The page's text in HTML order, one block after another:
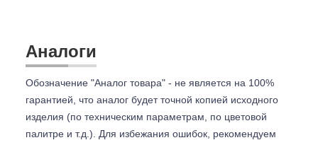
Аналоги
Обозначение "Аналог товара" - не является на 100%
гарантией, что аналог будет точной копией исходного
изделия (по техническим параметрам, по цветовой
палитре и т.д.). Для избежания ошибок, рекомендуем